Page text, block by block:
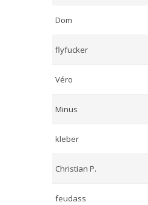
Dom
flyfucker
Véro
Minus
kleber
Christian P.
feudass